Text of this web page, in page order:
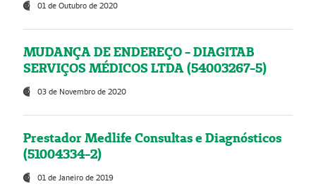
01 de Outubro de 2020
MUDANÇA DE ENDEREÇO - DIAGITAB
SERVIÇOS MÉDICOS LTDA (54003267-5)
03 de Novembro de 2020
Prestador Medlife Consultas e Diagnósticos
(51004334-2)
01 de Janeiro de 2019